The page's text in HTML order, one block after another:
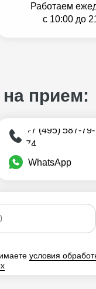
Работаем
с 10:00 до
прием:
WhatsApp
+7 (495) 587-79-
74
условия